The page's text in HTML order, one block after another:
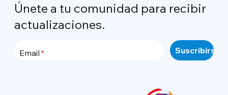
Únete a tu comunidad para recibir
actualizaciones.
Email